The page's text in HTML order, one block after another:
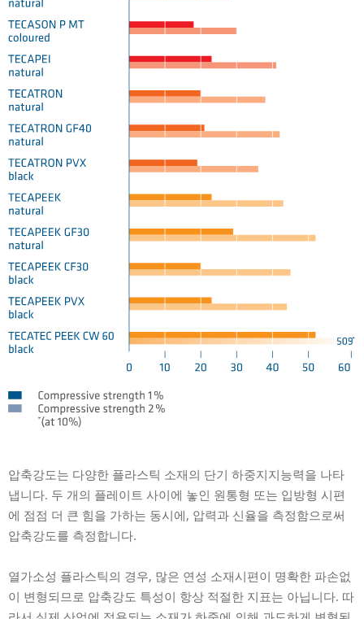
압축강도는 다양한 플라스틱 소재의 단기 하중지지능력을 나타
냅니다. 두 개의 플레이트 사이에 놓인 원통형 또는 입방형 시편
에 점점 더 큰 힘을 가하는 동시에, 압력과 신율을 측정함으로써
압축강도를 측정합니다.
열가소성 플라스틱의 경우, 많은 연성 소재시편이 명확한 파손없
이 변형되므로 압축강도 특성이 항상 적절한 지표는 아닙니다. 따